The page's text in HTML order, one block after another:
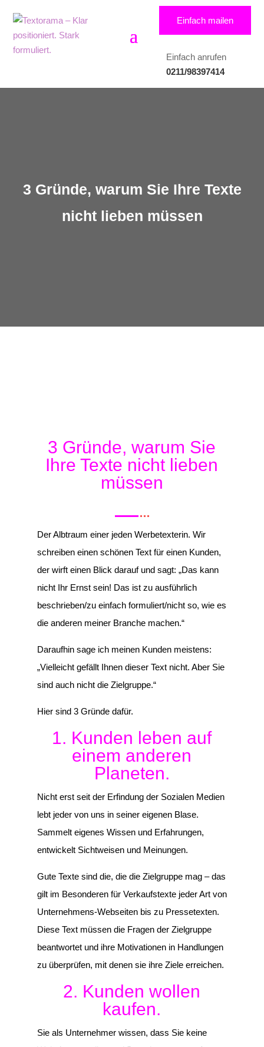
Einfach mailen
Einfach anrufen
0211/98397414
3 Gründe, warum Sie Ihre Texte
nicht lieben müssen
3 Gründe, warum Sie
Ihre Texte nicht lieben
müssen
Der Albtraum einer jeden Werbetexterin. Wir
schreiben einen schönen Text für einen Kunden,
der wirft einen Blick darauf und sagt: „Das kann
nicht Ihr Ernst sein! Das ist zu ausführlich
beschrieben/zu einfach formuliert/nicht so, wie es
die anderen meiner Branche machen.“
Daraufhin sage ich meinen Kunden meistens:
„Vielleicht gefällt Ihnen dieser Text nicht. Aber Sie
sind auch nicht die Zielgruppe.“
Hier sind 3 Gründe dafür.
1. Kunden leben auf
einem anderen
Planeten.
Nicht erst seit der Erfindung der Sozialen Medien
lebt jeder von uns in seiner eigenen Blase.
Sammelt eigenes Wissen und Erfahrungen,
entwickelt Sichtweisen und Meinungen.
Gute Texte sind die, die die Zielgruppe mag – das
gilt im Besonderen für Verkaufstexte jeder Art von
Unternehmens-Webseiten bis zu Pressetexten.
Diese Text müssen die Fragen der Zielgruppe
beantwortet und ihre Motivationen in Handlungen
zu überprüfen, mit denen sie ihre Ziele erreichen.
2. Kunden wollen
kaufen.
Sie als Unternehmer wissen, dass Sie keine